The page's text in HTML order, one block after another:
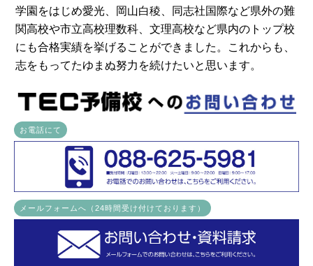
学園をはじめ愛光、岡山白稜、同志社国際など県外の難
関高校や市立高校理数科、文理高校など県内のトップ校
にも合格実績を挙げることができました。これからも、
志をもってたゆまぬ努力を続けたいと思います。
お電話にて
メールフォームへ（24時間受け付けております）